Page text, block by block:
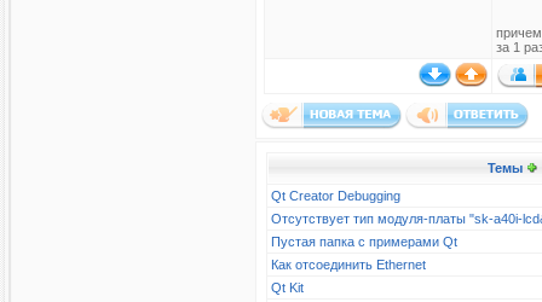
за 1
Темы
Qt Creator Debugging
Отсутствует тип модуля-платы "sk-a40i-
Пустая папка с примерами Qt
Как отсоединить Ethernet
Qt Kit